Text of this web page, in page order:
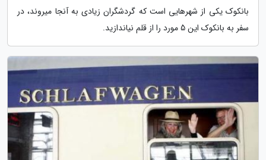
بانکوک یکی از شهرهایی است که گردشگران زیادی به آنجا میروند، در
سفر به بانکوک این 5 مورد را از قلم نیاندازید.